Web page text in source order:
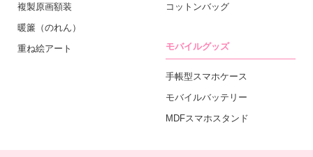
複製原画額装
暖簾（のれん）
重ね絵アート
コットンバッグ
モバイルグッズ
手帳型スマホケース
モバイルバッテリー
MDFスマホスタンド